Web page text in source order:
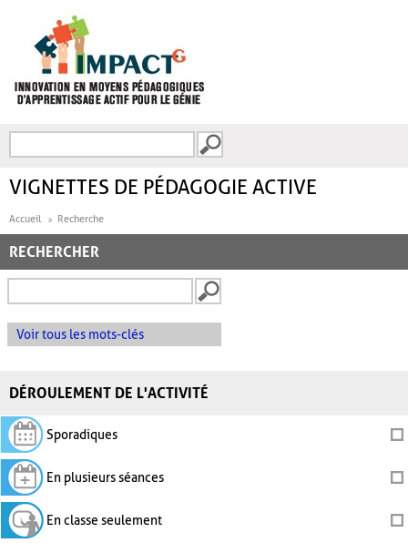
FORMULAIRE DE
VIGNETTES DE PÉDAGOGIE ACTIVE
Accueil Recherche
RECHERCHER
Voir tous les mots-clés
DÉROULEMENT DE L'ACTIVITÉ
Sporadiques
En plusieurs séances
En classe seulement